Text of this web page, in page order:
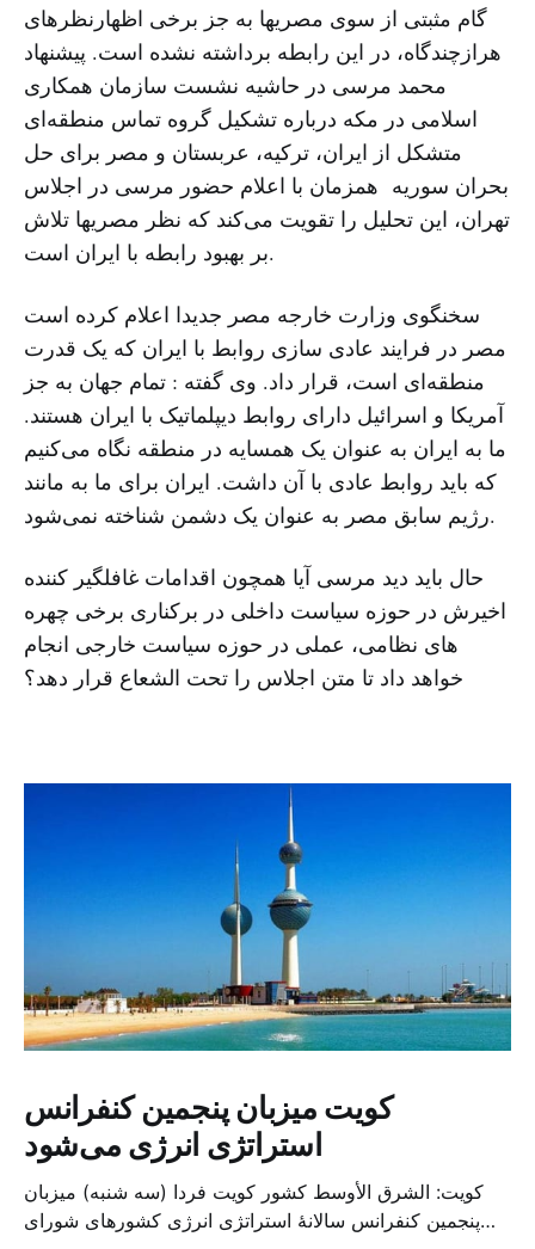
گام مثبتی از سوی مصریها به جز برخی اظهارنظرهای
هرازچندگاه، در این رابطه برداشته نشده است. پیشنهاد
محمد مرسی در حاشیه نشست سازمان همکاری
اسلامی در مکه درباره تشکیل گروه تماس منطقه‌ای
متشکل از ایران، ترکیه، عربستان و مصر برای حل
بحران سوریه همزمان با اعلام حضور مرسی در اجلاس
تهران، این تحلیل را تقویت می‌کند که نظر مصریها تلاش
بر بهبود رابطه با ایران است.
سخنگوی وزارت خارجه مصر جدیدا اعلام کرده است
مصر در فرایند عادی سازی روابط با ایران که یک قدرت
منطقه‌ای است، قرار داد. وی گفته : تمام جهان به جز
آمریکا و اسرائیل دارای روابط دیپلماتیک با ایران هستند.
ما به ایران به عنوان یک همسایه در منطقه نگاه می‌کنیم
که باید روابط عادی با آن داشت. ایران برای ما به مانند
رژیم سابق مصر به عنوان یک دشمن شناخته نمی‌شود.
حال باید دید مرسی آیا همچون اقدامات غافلگیر کننده
اخیرش در حوزه سیاست داخلی در برکناری برخی چهره
های نظامی، عملی در حوزه سیاست خارجی انجام
خواهد داد تا متن اجلاس را تحت الشعاع قرار دهد؟
کویت میزبان پنجمین کنفرانس
استراتژی انرژی می‌شود
کویت: الشرق الأوسط کشور کویت فردا (سه شنبه) میزبان
پنجمین کنفرانس سالانهٔ استراتژی انرژی کشورهای شورای